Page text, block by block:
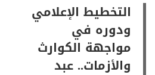
التخطيط الإعلامي
ودوره في
مواجهة الكوارث
والأزمات.. عبد